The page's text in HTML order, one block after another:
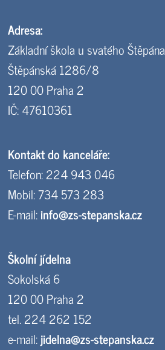
Adresa:
Základní škola u svatého Štěpána
Štěpánská 1286/8
120 00 Praha 2
IČ: 47610361
Kontakt do kanceláře:
Telefon: 224 943 046
Mobil: 734 573 283
E-mail:info@zs-stepanska.cz
Školní jídelna
Sokolská 6
120 00 Praha 2
tel. 224 262 152
e-mail:jidelna@zs-stepanska.cz